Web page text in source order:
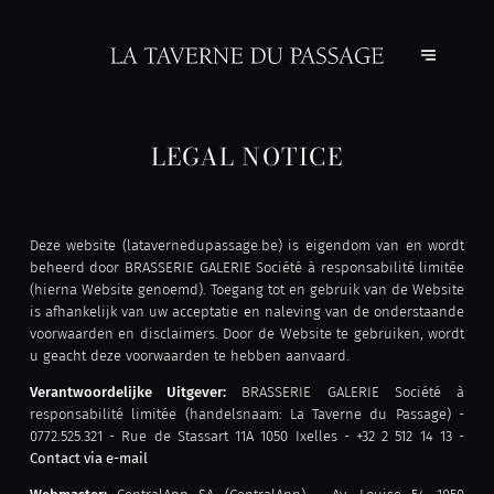
LEGAL NOTICE
Deze website (latavernedupassage.be) is eigendom van en wordt
beheerd door BRASSERIE GALERIE Société à responsabilité limitée
(hierna Website genoemd). Toegang tot en gebruik van de Website
is afhankelijk van uw acceptatie en naleving van de onderstaande
voorwaarden en disclaimers. Door de Website te gebruiken, wordt
u geacht deze voorwaarden te hebben aanvaard.
Verantwoordelijke Uitgever: BRASSERIE GALERIE Société à
responsabilité limitée (handelsnaam: La Taverne du Passage) -
0772.525.321 - Rue de Stassart 11A 1050 Ixelles - +32 2 512 14 13 -
Contact via e-mail